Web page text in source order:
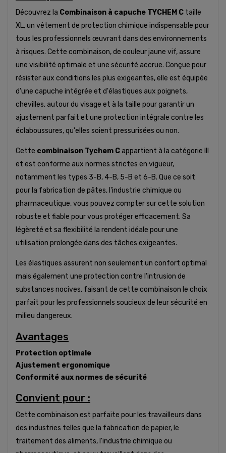
Découvrez la Combinaison à capuche TYCHEM C taille
XL, un vêtement de protection chimique indispensable pour
tous les professionnels œuvrant dans des environnements
à risques. Cette combinaison, de couleur jaune vif, assure
une visibilité optimale et une sécurité accrue. Conçue pour
résister aux conditions les plus exigeantes, elle est équipée
d'une capuche intégrée et d'élastiques aux poignets,
chevilles, autour du visage et à la taille pour garantir un
ajustement parfait et une protection intégrale contre les
éclaboussures, qu'elles soient pressurisées ou non.
Cette combinaison Tychem C appartient à la catégorie III
et est conforme aux normes strictes en vigueur,
notamment les types 3-B, 4-B, 5-B et 6-B. Que ce soit
pour la fabrication de pâtes, l'industrie chimique ou
pharmaceutique, vous pouvez compter sur cette solution
robuste et fiable pour vous protéger efficacement. Sa
légèreté et sa flexibilité la rendent idéale pour une
utilisation prolongée dans des tâches exigeantes.
Les élastiques assurent non seulement un confort optimal
mais également une protection contre l'intrusion de
substances nocives, faisant de cette combinaison le choix
parfait pour les professionnels soucieux de leur sécurité en
milieu dangereux.
Avantages
Protection optimale
Ajustement ergonomique
Conformité aux normes de sécurité
Convient pour :
Cette combinaison est parfaite pour les travailleurs dans
des industries telles que la fabrication de papier, le
traitement des aliments, l'industrie chimique ou